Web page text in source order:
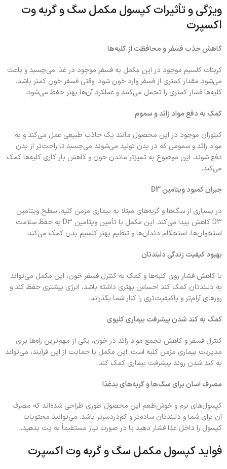
ویژگی و تأثیرات کپسول مکمل سگ و گربه وت
اکسپرت
کاهش جذب فسفر و محافظت از کلیه‌ها
کربنات کلسیم موجود در این مکمل به فسفر موجود در غذا می‌چسبد و باعث
می‌شود مقدار کمتری از فسفر وارد خون شود. وقتی فسفر خون کمتر باشد،
کلیه‌ها فشار کمتری را تحمل می‌کنند و عملکرد آن‌ها بهتر حفظ می‌شود.
کمک به دفع مواد زائد و سموم
کیتوزان موجود در این محصول مانند یک جاذب طبیعی عمل می‌کند و به
مواد زائد و سمومی که در بدن تولید می‌شوند می‌چسبد تا راحت‌تر از بدن
دفع شوند. این موضوع به تمیزتر ماندن خون و کاهش بار کاری کلیه‌ها کمک
می‌کند.
جبران کمبود ویتامین D3
در بسیاری از سگ‌ها و گربه‌های مبتلا به بیماری مزمن کلیه، سطح ویتامین
D3 کاهش پیدا می‌کند. این مکمل با تأمین ویتامین D3 به حفظ سلامت
استخوان‌ها، استحکام دندان‌ها و تنظیم بهتر کلسیم بدن کمک می‌کند.
بهبود کیفیت زندگی دلبندتان
با کاهش فشار روی کلیه‌ها و کمک به کنترل فسفر خون، این مکمل می‌تواند
به دلبندتان کمک کند احساس بهتری داشته باشد، انرژی بیشتری حفظ کند و
روزهای آرام‌تر و باکیفیت‌تری را کنار شما بگذراند.
کمک به کند شدن پیشرفت بیماری کلیوی
کنترل فسفر و کاهش تجمع مواد زائد در خون، یکی از مهم‌ترین راه‌ها برای
مدیریت بیماری مزمن کلیه است. این مکمل با حمایت از این فرآیند، می‌تواند
به کند شدن روند پیشرفت بیماری کمک کند.
مصرف آسان برای سگ‌ها و گربه‌های بدغذا
کپسول‌های نرم و خوش‌طعم این محصول طوری طراحی شده‌اند که مصرف
آن برای شما و دلبندتان ساده‌تر و کم‌دردسرتر باشد. می‌توانید محتویات
کپسول را داخل غذا فشار دهید یا در صورت نیاز مستقیماً به پت بدهید.
فواید کپسول مکمل سگ و گربه وت اکسپرت